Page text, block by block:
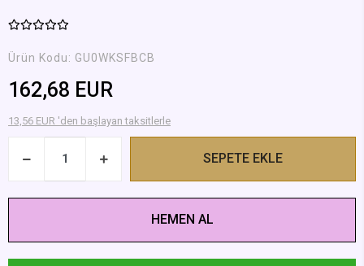
Ürün Kodu: GU0WKSFBCB
162,68 EUR
13,56 EUR 'den başlayan taksitlerle
SEPETE EKLE
HEMEN AL